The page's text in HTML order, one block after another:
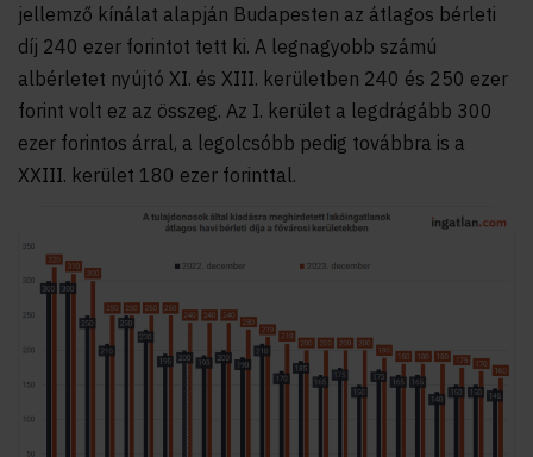
jellemző kínálat alapján Budapesten az átlagos bérleti
díj 240 ezer forintot tett ki. A legnagyobb számú
albérletet nyújtó XI. és XIII. kerületben 240 és 250 ezer
forint volt ez az összeg. Az I. kerület a legdrágább 300
ezer forintos árral, a legolcsóbb pedig továbbra is a
XXIII. kerület 180 ezer forinttal.